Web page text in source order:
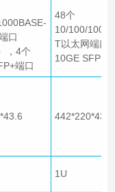
口
，4个
端口
48个
10/100/
T以太网端口
10GE SFP+
442*220*43.6
1U